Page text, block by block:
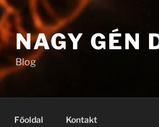
NAGY GÉN
Blog
Főoldal Kontakt